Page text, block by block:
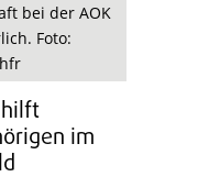
bei der AOK
Foto:
im